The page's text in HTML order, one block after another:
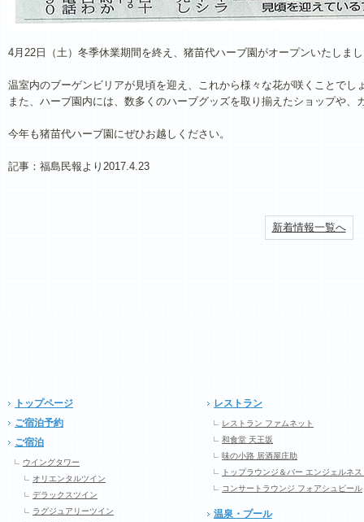
4月22日（土）冬季休業期間を終え、猪苗代ハーブ園がオープンいたしま
温室内のブーゲンビリアが見頃を迎え、これから様々な花が咲くことでし
また、ハーブ園内には、数多くのハーブグッズを取り揃えたショップや、
今年も猪苗代ハーブ園にぜひお越しください。
記事：福島民報より2017.4.23
新着情報一覧へ
トップページ
ご宿泊予約
ご宿泊
ウイングタワー
オリエンタルツイン
デラックスツイン
ラグジュアリーツイン
レストラン
レストラン ファムネット
和食堂 天王坂
味の小路 居酒屋庄助
トップラウンジ＆バー エンジェルネス
コンサートラウンジ フォアシュピール
温泉・プール